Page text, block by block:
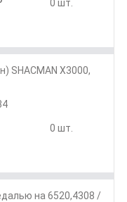
0 шт.
SHACMAN X3000,
0 шт.
на 6520,4308 /